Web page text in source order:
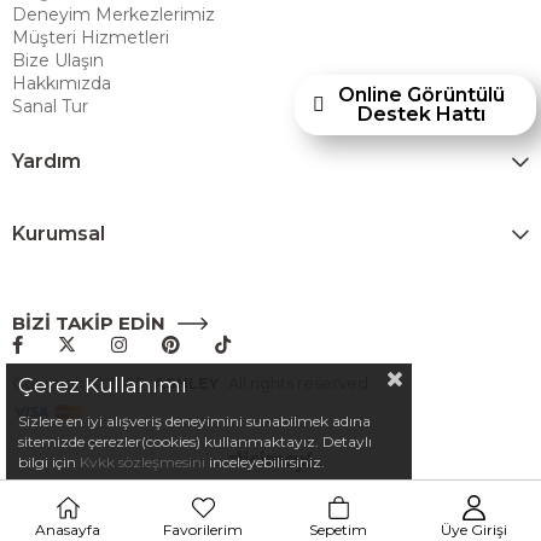
Türkiye’de faaliyet göstermektedir."
Deneyim Merkezlerimiz
Müşteri Hizmetleri
Bize Ulaşın
Hakkımızda
Sanal Tur
Yardım
Kurumsal
BİZİ TAKİP EDİN
Copyright© 2025 ASHLEY
Online Görüntülü
Destek Hattı
Çerez Kullanımı
Sizlere en iyi alışveriş deneyimini sunabilmek adına
sitemizde çerezler(cookies) kullanmaktayız. Detaylı
bilgi için Kvkk sözleşmesini inceleyebilirsiniz.
Anasayfa Favorilerim Sepetim Üye Girişi